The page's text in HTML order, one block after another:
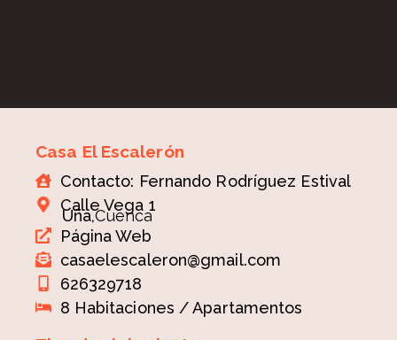
Casa El Escalerón
Contacto: Fernando Rodríguez Estival
Calle Vega 1
Uña,Cuenca
Página Web
casaelescaleron@gmail.com
626329718
8 Habitaciones / Apartamentos